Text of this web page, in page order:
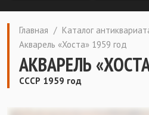
Главная / Каталог
Акварель «Хоста» 1959 год
АКВАРЕЛЬ
СССР 1959 год